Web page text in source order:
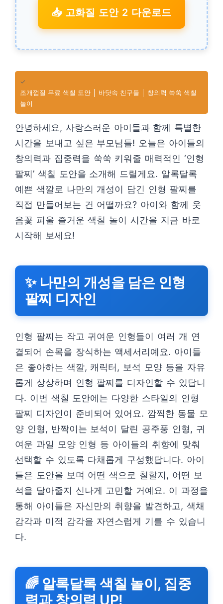
📥 고화질 도안 2 다운로드
✓
조개껍질 무료 색칠 도안 │ 바닷속 친구들 │ 창의력 쑥쑥 색칠
놀이
안녕하세요, 사랑스러운 아이들과 함께 특별한
시간을 보내고 싶은 부모님들! 오늘은 아이들의
창의력과 집중력을 쑥쑥 키워줄 매력적인 ‘인형
팔찌’ 색칠 도안을 소개해 드릴게요. 알록달록
예쁜 색깔로 나만의 개성이 담긴 인형 팔찌를
직접 만들어보는 건 어떨까요? 아이와 함께 웃
음꽃 피울 즐거운 색칠 놀이 시간을 지금 바로
시작해 보세요!
✨ 나만의 개성을 담은 인형
팔찌 디자인
인형 팔찌는 작고 귀여운 인형들이 여러 개 연
결되어 손목을 장식하는 액세서리예요. 아이들
은 좋아하는 색깔, 캐릭터, 보석 모양 등을 자유
롭게 상상하며 인형 팔찌를 디자인할 수 있답니
다. 이번 색칠 도안에는 다양한 스타일의 인형
팔찌 디자인이 준비되어 있어요. 깜찍한 동물 모
양 인형, 반짝이는 보석이 달린 공주풍 인형, 귀
여운 과일 모양 인형 등 아이들의 취향에 맞춰
선택할 수 있도록 다채롭게 구성했답니다. 아이
들은 도안을 보며 어떤 색으로 칠할지, 어떤 보
석을 달아줄지 신나게 고민할 거예요. 이 과정을
통해 아이들은 자신만의 취향을 발견하고, 색채
감각과 미적 감각을 자연스럽게 기를 수 있습니
다.
🌈 알록달록 색칠 놀이, 집중
력과 창의력 UP!